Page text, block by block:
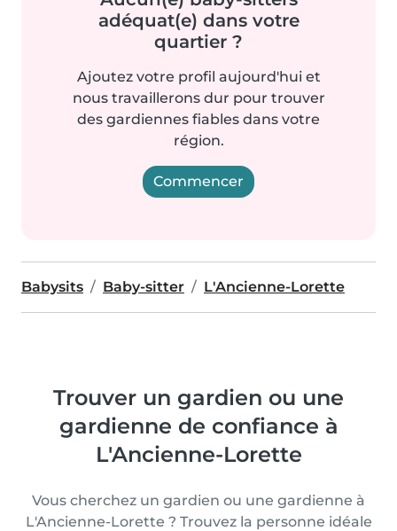
adéquat(e) dans votre
quartier ?
Ajoutez votre profil aujourd'hui et
nous travaillerons dur pour trouver
des gardiennes fiables dans votre
région.
Commencer
Babysits Baby-sitter L'Ancienne-Lorette
Trouver un gardien ou une
gardienne de confiance à
L'Ancienne-Lorette
Vous cherchez un gardien ou une gardienne à
L'Ancienne-Lorette ? Trouvez la personne idéale